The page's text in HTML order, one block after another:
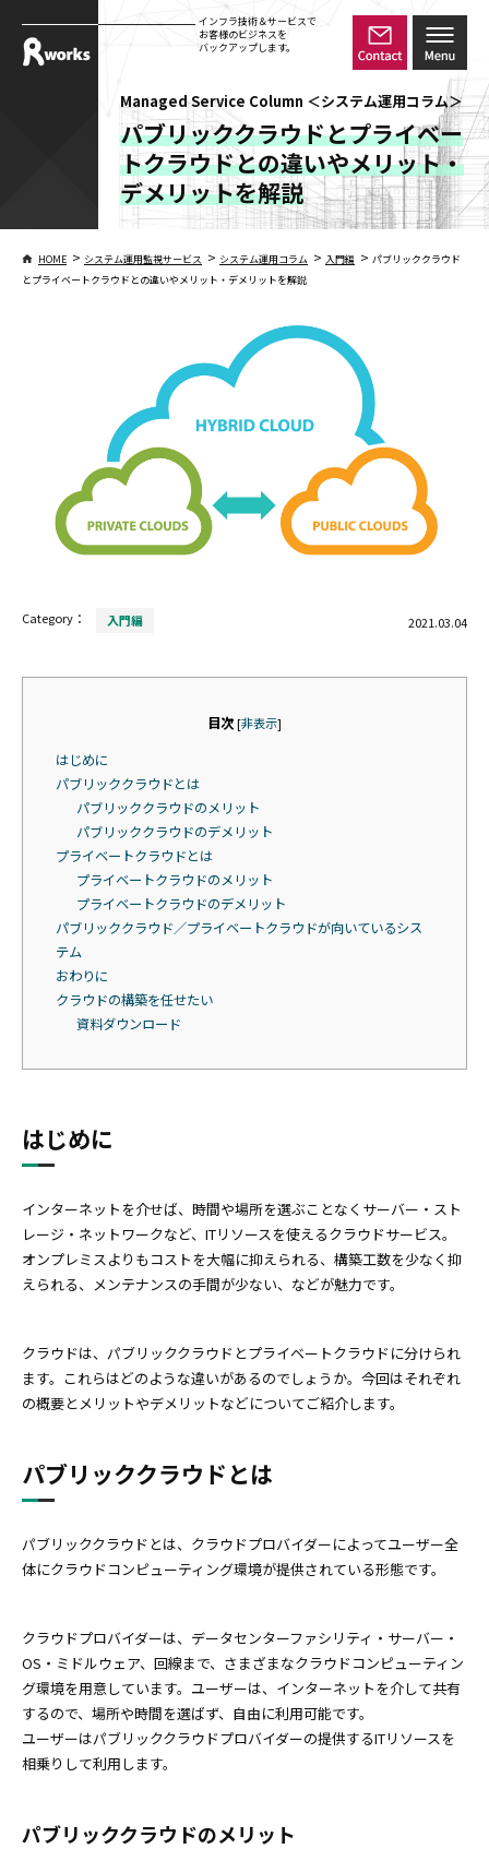
インフラ技術＆サービスで
お客様のビジネスを
バックアップします。
Managed Service Column ＜システム運用コラム＞
パブリッククラウドとプライベー
トクラウドとの違いやメリット・
デメリットを解説
HOME > システム運用監視サービス > システム運用コラム > 入門編 > パブリッククラウド
とプライベートクラウドとの違いやメリット・デメリットを解説
Category： 入門編 2021.03.04
目次[非表示]
はじめに
パブリッククラウドとは
パブリッククラウドのメリット
パブリッククラウドのデメリット
プライベートクラウドとは
プライベートクラウドのメリット
プライベートクラウドのデメリット
パブリッククラウド／プライベートクラウドが向いているシス
テム
おわりに
クラウドの構築を任せたい
資料ダウンロード
はじめに
インターネットを介せば、時間や場所を選ぶことなくサーバー・スト
レージ・ネットワークなど、ITリソースを使えるクラウドサービス。
オンプレミスよりもコストを大幅に抑えられる、構築工数を少なく抑
えられる、メンテナンスの手間が少ない、などが魅力です。
クラウドは、パブリッククラウドとプライベートクラウドに分けられ
ます。これらはどのような違いがあるのでしょうか。今回はそれぞれ
の概要とメリットやデメリットなどについてご紹介します。
パブリッククラウドとは
パブリッククラウドとは、クラウドプロバイダーによってユーザー全
体にクラウドコンピューティング環境が提供されている形態です。
クラウドプロバイダーは、データセンターファシリティ・サーバー・
OS・ミドルウェア、回線まで、さまざまなクラウドコンピューティン
グ環境を用意しています。ユーザーは、インターネットを介して共有
するので、場所や時間を選ばず、自由に利用可能です。
ユーザーはパブリッククラウドプロバイダーの提供するITリソースを
相乗りして利用します。
パブリッククラウドのメリット